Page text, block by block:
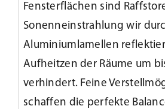
Lesezeichen
Fensterflächen sind
Sonenneinstrahlung wir
Aluminiumlamellen
Aufheitzen der Räume um
verhindert. Feine
schaffen die perfekte